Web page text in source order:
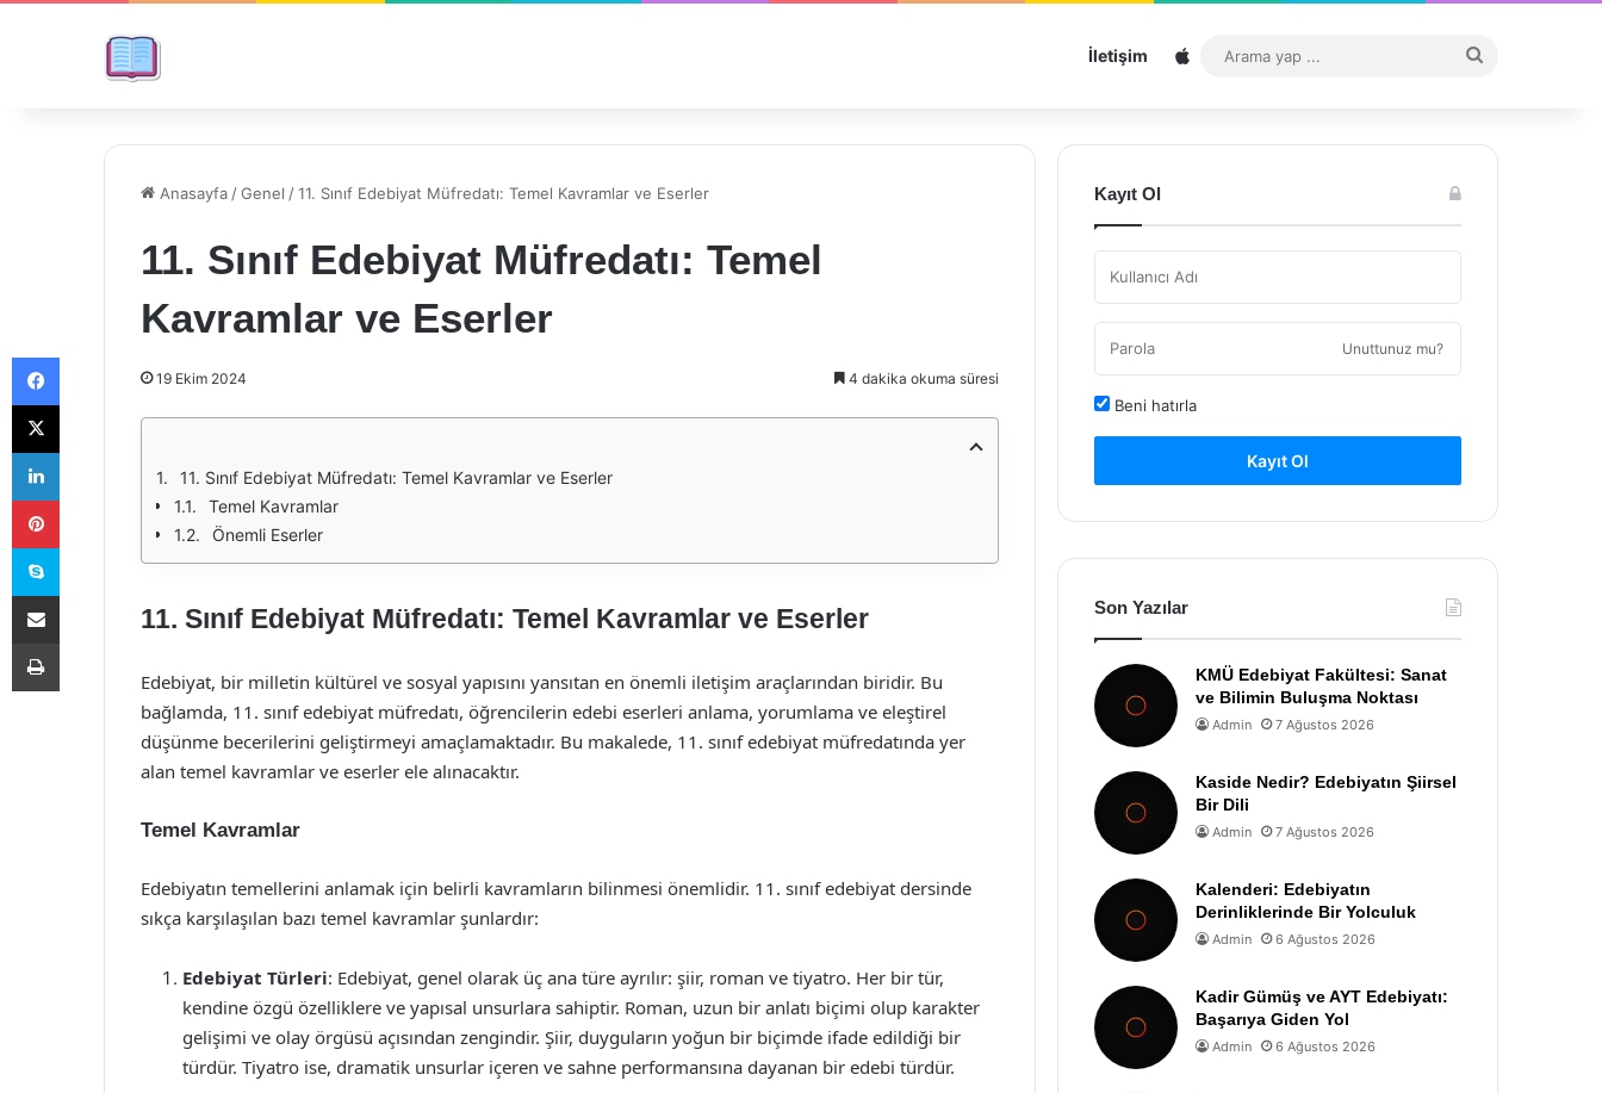
İletişim Sitemap
...
Anasayfa /Genel /11. Sınıf Edebiyat Müfredatı: Temel Kavramlar ve Eserler
11. Sınıf Edebiyat Müfredatı: Temel
Kavramlar ve Eserler
19 Ekim 2024 4 dakika okuma süresi
11. Sınıf Edebiyat Müfredatı: Temel Kavramlar ve Eserler
Temel Kavramlar
Önemli Eserler
11. Sınıf Edebiyat Müfredatı: Temel Kavramlar ve Eserler
Edebiyat, bir milletin kültürel ve sosyal yapısını yansıtan en önemli iletişim araçlarından biridir. Bu
bağlamda, 11. sınıf edebiyat müfredatı, öğrencilerin edebi eserleri anlama, yorumlama ve eleştirel
düşünme becerilerini geliştirmeyi amaçlamaktadır. Bu makalede, 11. sınıf edebiyat müfredatında yer
alan temel kavramlar ve eserler ele alınacaktır.
Temel Kavramlar
Edebiyatın temellerini anlamak için belirli kavramların bilinmesi önemlidir. 11. sınıf edebiyat dersinde
sıkça karşılaşılan bazı temel kavramlar şunlardır:
Edebiyat Türleri: Edebiyat, genel olarak üç ana türe ayrılır: şiir, roman ve tiyatro. Her bir tür,
kendine özgü özelliklere ve yapısal unsurlara sahiptir. Roman, uzun bir anlatı biçimi olup karakter
gelişimi ve olay örgüsü açısından zengindir. Şiir, duyguların yoğun bir biçimde ifade edildiği bir
türdür. Tiyatro ise, dramatik unsurlar içeren ve sahne performansına dayanan bir edebi türdür.
Kayıt Ol
Unuttunuz mu?
Beni hatırla
Kayıt Ol
Son Yazılar
KMÜ Edebiyat Fakültesi: Sanat
ve Bilimin Buluşma Noktası
Admin 7 Ağustos 2026
Kaside Nedir? Edebiyatın Şiirsel
Bir Dili
Admin 7 Ağustos 2026
Kalenderi: Edebiyatın
Derinliklerinde Bir Yolculuk
Admin 6 Ağustos 2026
Kadir Gümüş ve AYT Edebiyatı:
Başarıya Giden Yol
Admin 6 Ağustos 2026
Facebook
X
LinkedIn
Pinterest
Skype
E-Posta ile paylaş